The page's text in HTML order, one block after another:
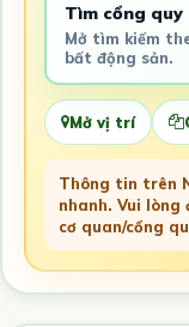
Tìm cổng
Mở tìm kiếm
bất động sản.
Mở vị trí
Thông tin trên
nhanh. Vui lòng
cơ quan/cổng